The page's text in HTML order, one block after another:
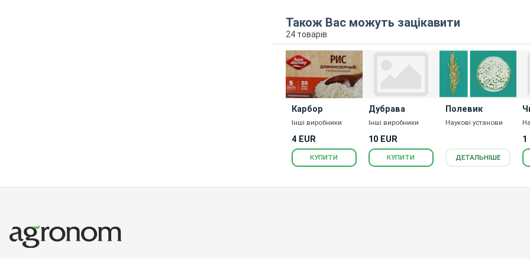
Також Вас можуть зацікавити
24 товарів
Карбор
Інші виробники
4 EUR
КУПИТИ
Дубрава
Інші виробники
10 EUR
КУПИТИ
Полевик
Наукові установи
ДЕТАЛЬНІШЕ
1